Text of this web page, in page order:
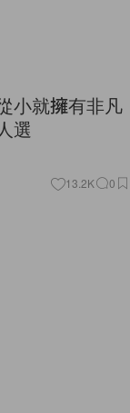
小就擁有非凡
選
13.2K 0